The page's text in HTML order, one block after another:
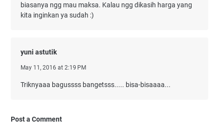
biasanya ngg mau maksa. Kalau ngg dikasih harga yang
kita inginkan ya sudah :)
yuni astutik
May 11, 2016 at 2:19 PM
Triknyaaa bagussss bangetsss..... bisa-bisaaaa...
Post a Comment